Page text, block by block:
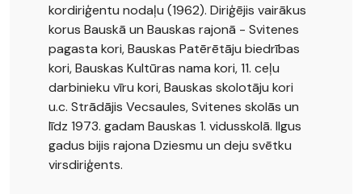
kordiriģentu nodaļu (1962). Diriģējis vairākus
korus Bauskā un Bauskas rajonā - Svitenes
pagasta kori, Bauskas Patērētāju biedrības
kori, Bauskas Kultūras nama kori, 11. ceļu
darbinieku vīru kori, Bauskas skolotāju kori
u.c. Strādājis Vecsaules, Svitenes skolās un
līdz 1973. gadam Bauskas 1. vidusskolā. Ilgus
gadus bijis rajona Dziesmu un deju svētku
virsdiriģents.